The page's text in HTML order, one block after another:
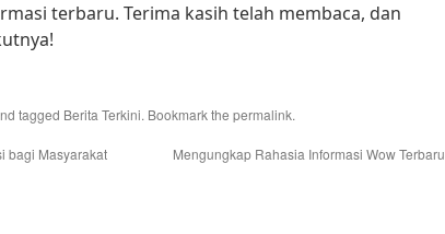
terbaru. Terima kasih telah membaca, dan
tagged Berita Terkini. Bookmark the permalink.
bagi Masyarakat
Mengungkap Rahasia Informasi Wow Terbaru